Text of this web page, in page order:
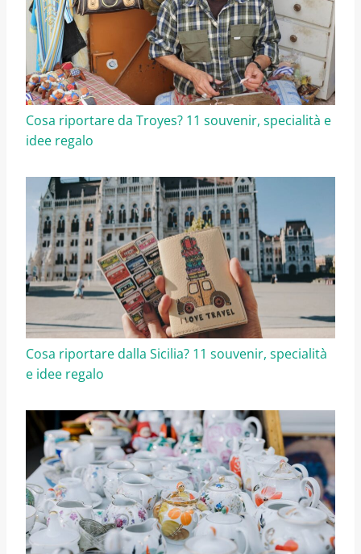
Cosa riportare da Troyes? 11 souvenir, specialità e
idee regalo
Cosa riportare dalla Sicilia? 11 souvenir, specialità
e idee regalo